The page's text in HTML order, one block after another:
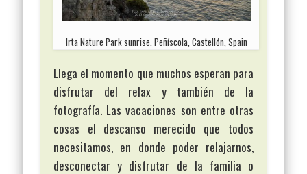
Irta Nature Park sunrise. Peñíscola, Castellón, Spain
Llega el momento que muchos esperan para
disfrutar del relax y también de la
fotografía. Las vacaciones son entre otras
cosas el descanso merecido que todos
necesitamos, en donde poder relajarnos,
desconectar y disfrutar de la familia o